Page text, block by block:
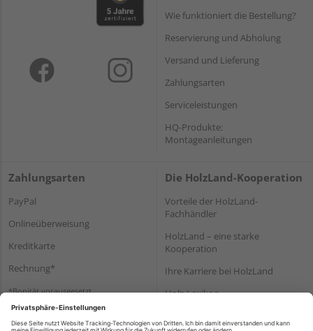
Wie funktioniert die Bestellung?
Reservierung und Abholung
Versand und Lieferung
Zahlungsarten
Serviceleistungen
HQ-Produkte:
Montageanleitungen
Zahlungsarten
PayPal
Onlineüberweisung
Kreditkarte
Rechnung*
*Bonität vorausgesetzt
Die HolzLand-Kooperation
Vorteile der HolzLand-
Fachhändler
HolzLand – eine starke
Kooperation
Ihre Karriere bei HolzLand
Holz-Lexikon